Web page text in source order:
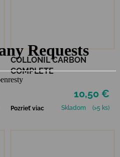
COLLONIL CARBON
COMPLETE
10,50 €
Pozrieť viac Skladom (>5 ks)